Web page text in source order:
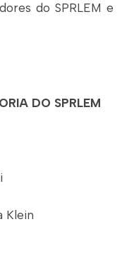
do SPRLEM e
DO SPRLEM
Klein